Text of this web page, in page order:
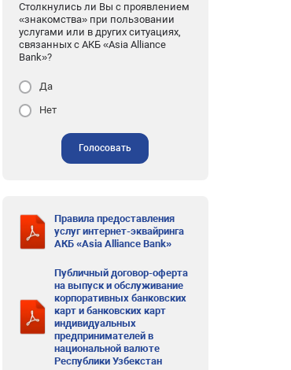
Столкнулись ли Вы с проявлением
«знакомства» при пользовании
услугами или в других ситуациях,
связанных с АКБ «Asia Alliance
Bank»?
Да
Нет
Голосовать
Правила предоставления
услуг интернет-эквайринга
АКБ «Asia Alliance Bank»
Публичный договор-оферта
на выпуск и обслуживание
корпоративных банковских
карт и банковских карт
индивидуальных
предпринимателей в
национальной валюте
Республики Узбекстан